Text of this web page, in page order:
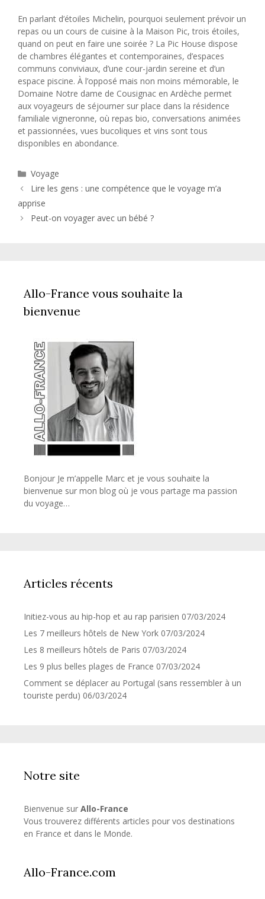
En parlant d’étoiles Michelin, pourquoi seulement prévoir un
repas ou un cours de cuisine à la Maison Pic, trois étoiles,
quand on peut en faire une soirée ? La Pic House dispose
de chambres élégantes et contemporaines, d’espaces
communs conviviaux, d’une cour-jardin sereine et d’un
espace piscine. À l’opposé mais non moins mémorable, le
Domaine Notre dame de Cousignac en Ardèche permet
aux voyageurs de séjourner sur place dans la résidence
familiale vigneronne, où repas bio, conversations animées
et passionnées, vues bucoliques et vins sont tous
disponibles en abondance.
Catégories
Voyage
Lire les gens : une compétence que le voyage m’a
apprise
Peut-on voyager avec un bébé ?
Allo-France vous souhaite la
bienvenue
Bonjour Je m’appelle Marc et je vous souhaite la
bienvenue sur mon blog où je vous partage ma passion
du voyage…
Articles récents
Initiez-vous au hip-hop et au rap parisien 07/03/2024
Les 7 meilleurs hôtels de New York 07/03/2024
Les 8 meilleurs hôtels de Paris 07/03/2024
Les 9 plus belles plages de France 07/03/2024
Comment se déplacer au Portugal (sans ressembler à un
touriste perdu) 06/03/2024
Notre site
Bienvenue sur Allo-France
Vous trouverez différents articles pour vos destinations
en France et dans le Monde.
Allo-France.com